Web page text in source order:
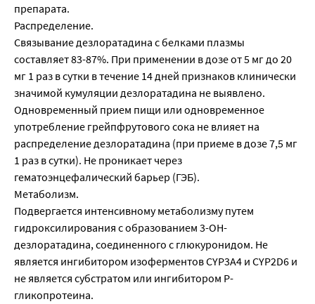
препарата.
Распределение.
Связывание дезлоратадина с белками плазмы
составляет 83-87%. При применении в дозе от 5 мг до 20
мг 1 раз в сутки в течение 14 дней признаков клинически
значимой кумуляции дезлоратадина не выявлено.
Одновременный прием пищи или одновременное
употребление грейпфрутового сока не влияет на
распределение дезлоратадина (при приеме в дозе 7,5 мг
1 раз в сутки). Не проникает через
гематоэнцефалический барьер (ГЭБ).
Метаболизм.
Подвергается интенсивному метаболизму путем
гидроксилирования с образованием 3-ОН-
дезлоратадина, соединенного с глюкуронидом. Не
является ингибитором изоферментов CYP3A4 и CYP2D6 и
не является субстратом или ингибитором Р-
гликопротеина.